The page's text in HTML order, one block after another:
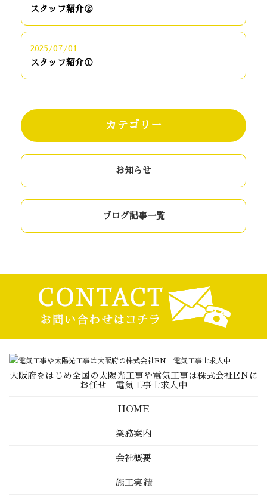
スタッフ紹介②
2025/07/01
スタッフ紹介①
カテゴリー
お知らせ
ブログ記事一覧
大阪府をはじめ全国の太陽光工事や電気工事は株式会社ENに
お任せ｜電気工事士求人中
HOME
業務案内
会社概要
施工実績